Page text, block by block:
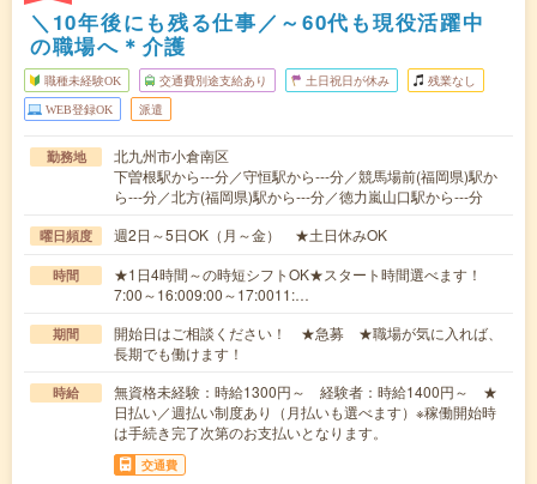
＼10年後にも残る仕事／～60代も現役活躍中
の職場へ＊介護
職種未経験OK 交通費別途支給あり 土日祝日が休み 残業なし
WEB登録OK 派遣
勤務地
北九州市小倉南区
下曽根駅から---分／守恒駅から---分／競馬場前(福岡県)駅か
ら---分／北方(福岡県)駅から---分／徳力嵐山口駅から---分
曜日頻度 週2日～5日OK（月～金） ★土日休みOK
時間
★1日4時間～の時短シフトOK★スタート時間選べます！
7:00～16:009:00～17:0011:…
期間
開始日はご相談ください！ ★急募 ★職場が気に入れば、
長期でも働けます！
時給
無資格未経験：時給1300円～ 経験者：時給1400円～ ★
日払い／週払い制度あり（月払いも選べます）※稼働開始時
は手続き完了次第のお支払いとなります。
交通費